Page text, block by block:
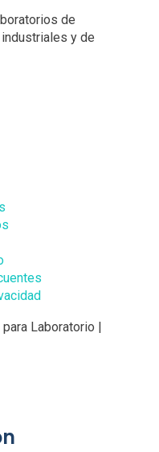
de
y de
Laboratorio |